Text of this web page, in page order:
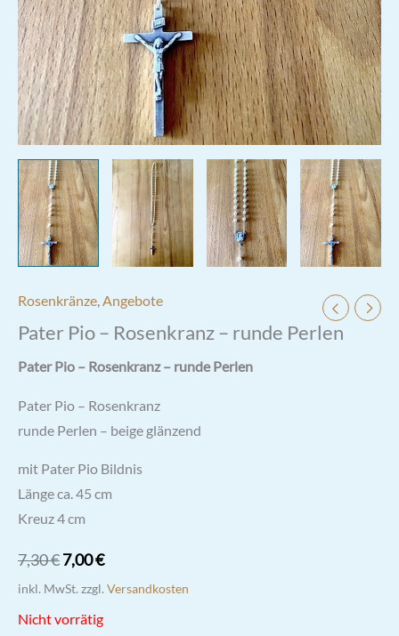
Rosenkränze Angebote
Pater Pio – Rosenkranz – runde Perlen
Pater Pio – Rosenkranz – runde Perlen
Pater Pio – Rosenkranz
runde Perlen – beige glänzend
mit Pater Pio Bildnis
Länge ca. 45 cm
Kreuz 4 cm
7,30€Ursprünglicher
Preis
war:
7,00€Aktueller
Preis
inkl. MwSt. zzgl. Versandkosten
Nicht vorrätig